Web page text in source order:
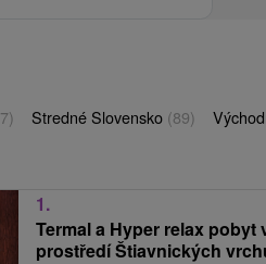
Stredné Slovensko (89)
1.
Termal a Hyper relax
prostředí Štiavnických